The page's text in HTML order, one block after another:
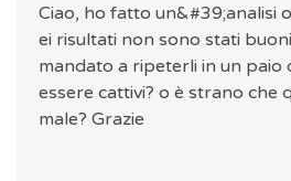
Ciao, ho fatto un&#39;analisi
ei risultati non sono stati
mandato a ripeterli in un paio
essere cattivi? o è strano che
male? Grazie